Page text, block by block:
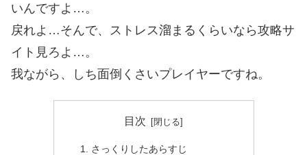
いんですよ…。
戻れよ…そんで、ストレス溜まるくらいなら攻略サ
イト見ろよ…。
我ながら、しち面倒くさいプレイヤーですね。
目次
さっくりしたあらすじ